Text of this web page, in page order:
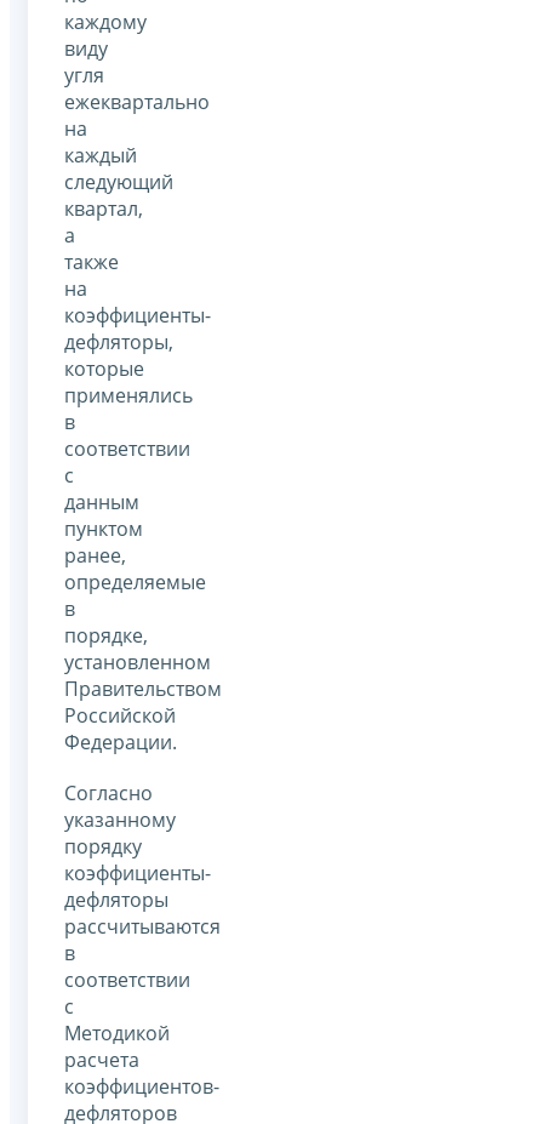
каждому
виду
угля
ежеквартально
на
каждый
следующий
квартал,
а
также
на
коэффициенты-
дефляторы,
которые
применялись
в
соответствии
с
данным
пунктом
ранее,
определяемые
в
порядке,
установленном
Правительством
Российской
Федерации.
Согласно
указанному
порядку
коэффициенты-
дефляторы
рассчитываются
в
соответствии
с
Методикой
расчета
коэффициентов-
дефляторов